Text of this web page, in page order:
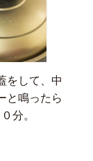
をして、中
と鳴ったら
分。